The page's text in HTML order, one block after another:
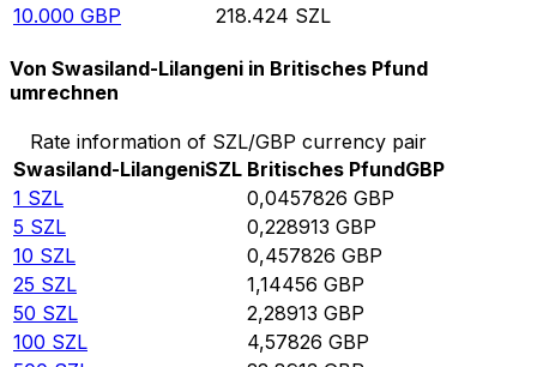
10.000 GBP 218.424 SZL
Von Swasiland-Lilangeni in Britisches Pfund
umrechnen
Rate information of SZL/GBP currency pair
Swasiland-LilangeniSZL Britisches PfundGBP
1 SZL 0,0457826 GBP
5 SZL 0,228913 GBP
10 SZL 0,457826 GBP
25 SZL 1,14456 GBP
50 SZL 2,28913 GBP
100 SZL 4,57826 GBP